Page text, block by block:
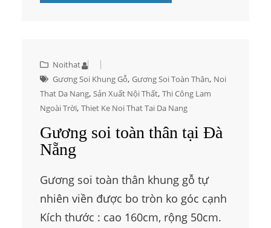
Noithat
Gương Soi Khung Gỗ, Gương Soi Toàn Thân, Noi
That Da Nang, Sản Xuất Nội Thất, Thi Công Lam
Ngoài Trời, Thiet Ke Noi That Tai Da Nang
Gương soi toàn thân tại Đà
Nẵng
Gương soi toàn thân khung gỗ tự
nhiên viền được bo tròn ko góc cạnh
Kích thước : cao 160cm, rộng 50cm.